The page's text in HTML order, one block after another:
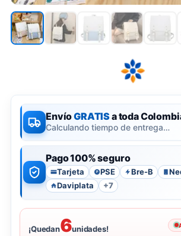
EnvíoGRATISa toda
Calculando tiempo de entrega…
Pago 100% seguro
Tarjeta P PSE Bre-B
Daviplata
+7
¡Quedan6unidades!